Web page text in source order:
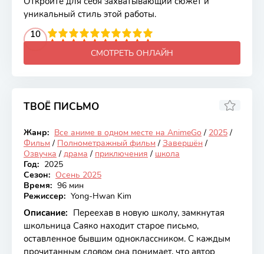
уникальный стиль этой работы.
10
4 5 6 7 8 9 10
СМОТРЕТЬ ОНЛАЙН
ТВОЁ ПИСЬМО
Закончен
7.15
Жанр: Все аниме в одном месте на AnimeGo / 2025 /
Фильм / Полнометражный фильм / Завершён /
Озвучка / драма / приключения / школа
Год: 2025
Сезон: Осень 2025
Время: 96 мин
Режиссер: Yong-Hwan Kim
Описание: Переехав в новую школу, замкнутая
школьница Саяко находит старое письмо,
оставленное бывшим одноклассником. С каждым
прочитанным словом она понимает, что автор